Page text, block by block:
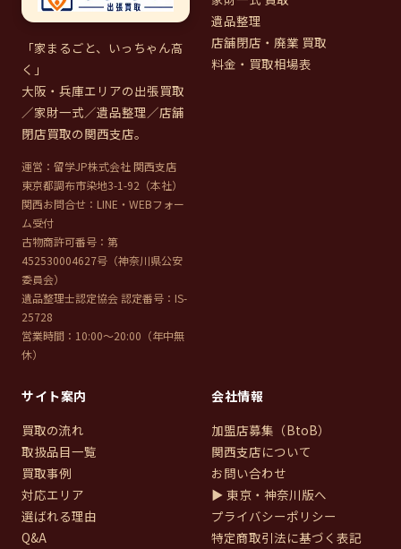
「家まるごと、いっちゃん高
く」
大阪・兵庫エリアの出張買取
／家財一式／遺品整理／店舗
閉店買取の関西支店。
運営：留学JP株式会社 関西支店
東京都調布市染地3-1-92（本社）
関西お問合せ：LINE・WEBフォー
ム受付
古物商許可番号：第
452530004627号（神奈川県公安
委員会）
遺品整理士認定協会 認定番号：IS-
25728
営業時間：10:00〜20:00（年中無
休）
遺品整理
店舗閉店・廃業 買取
料金・買取相場表
サイト案内
買取の流れ
取扱品目一覧
買取事例
対応エリア
選ばれる理由
Q&A
会社情報
加盟店募集（BtoB）
関西支店について
お問い合わせ
▶ 東京・神奈川版へ
プライバシーポリシー
特定商取引法に基づく表記